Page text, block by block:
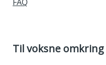
Til voksne